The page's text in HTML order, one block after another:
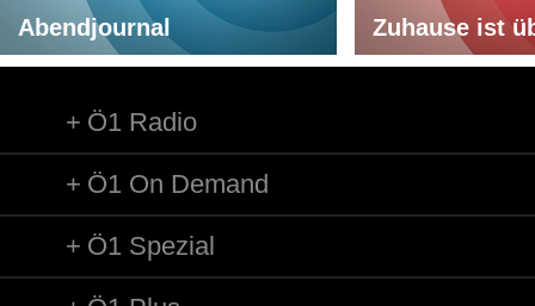
Abendjournal Zuhause ist
Ö1 Radio
Ö1 On Demand
Ö1 Spezial